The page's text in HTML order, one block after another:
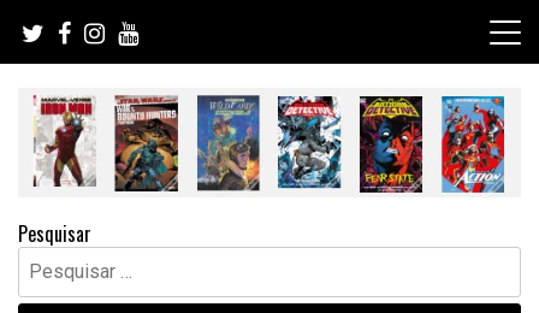
content
Pesquisar
Pesquisar
por: